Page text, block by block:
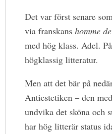
Det var först senare
via franskans homme
med hög klass. Adel.
högklassig litteratur.
Men att det bär på
Antiestetiken – den
undvika det sköna och
har hög litterär status